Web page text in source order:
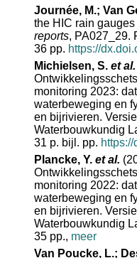
Journée, M.; Van
the HIC rain
reports, PA027_29.
36 pp. https://
Michielsen, S. et al.
monitoring 2023:
waterbeweging en
en bijrivieren.
Waterbouwkundig
31 p. bijl. pp.
Plancke, Y. et al.
monitoring 2022:
waterbeweging en
en bijrivieren.
Waterbouwkundig
35 pp., meer
Van Poucke, L.;